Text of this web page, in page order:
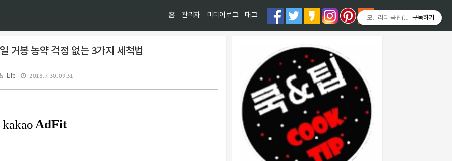
홈 관리자 미디어로그 태그
거봉 농약 걱정 없는 3가지 세척법
Life 2018. 7. 30. 09:31
티스토리툴바
모빌리티 쿡팁(Mobility
구독하기